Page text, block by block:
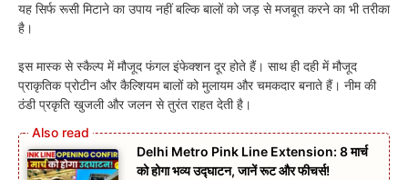
यह सिर्फ रूसी मिटाने का उपाय नहीं बल्कि बालों को जड़ से मजबूत करने का भी तरीका
है।
इस मास्क से स्कैल्प में मौजूद फंगल इंफेक्शन दूर होते हैं। साथ ही दही में मौजूद
प्राकृतिक प्रोटीन और कैल्शियम बालों को मुलायम और चमकदार बनाते हैं। नीम की
ठंडी प्रकृति खुजली और जलन से तुरंत राहत देती है।
Delhi Metro Pink Line Extension: 8 मार्च
को होगा भव्य उद्घाटन, जानें रूट और फीचर्स!